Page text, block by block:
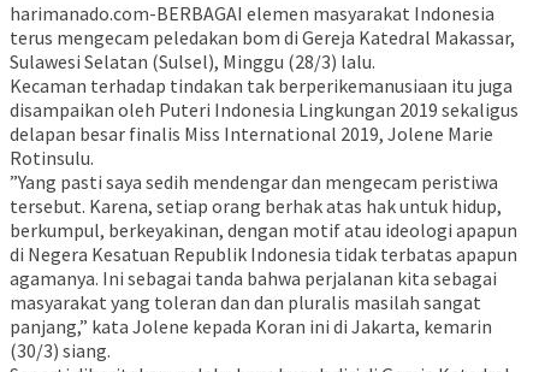
harimanado.com-BERBAGAI elemen masyarakat Indonesia
terus mengecam peledakan bom di Gereja Katedral Makassar,
Sulawesi Selatan (Sulsel), Minggu (28/3) lalu.
Kecaman terhadap tindakan tak berperikemanusiaan itu juga
disampaikan oleh Puteri Indonesia Lingkungan 2019 sekaligus
delapan besar finalis Miss International 2019, Jolene Marie
Rotinsulu.
”Yang pasti saya sedih mendengar dan mengecam peristiwa
tersebut. Karena, setiap orang berhak atas hak untuk hidup,
berkumpul, berkeyakinan, dengan motif atau ideologi apapun
di Negera Kesatuan Republik Indonesia tidak terbatas apapun
agamanya. Ini sebagai tanda bahwa perjalanan kita sebagai
masyarakat yang toleran dan dan pluralis masilah sangat
panjang,” kata Jolene kepada Koran ini di Jakarta, kemarin
(30/3) siang.